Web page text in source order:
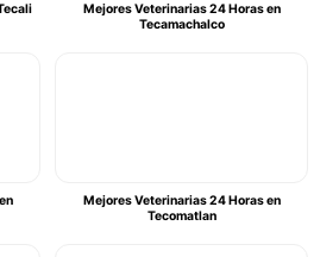
Mejores Veterinarias 24 Horas en
Tecamachalco
Mejores Veterinarias 24 Horas en
Tecomatlan